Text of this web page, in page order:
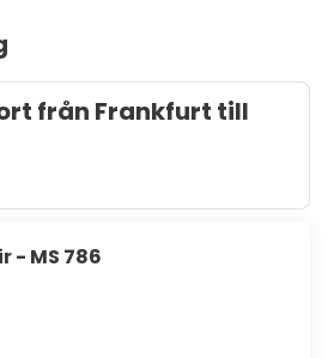
från Frankfurt till
- MS 786